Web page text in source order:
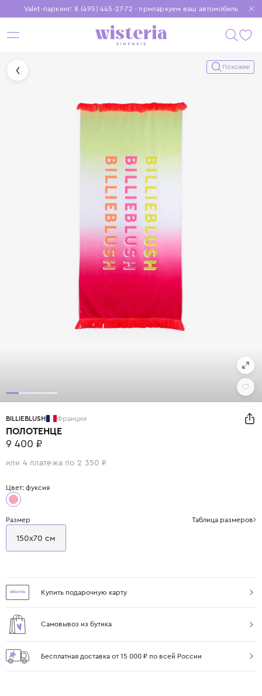
Valet-паркинг: 8 (495) 445-27-72 - припаркуем ваш автомобиль
Бесплатная доставка при заказе от 15 000 ₽
Установите приложение, чтобы покупки были еще удобнее
Похожие
BILLIEBLUSH Франция
ПОЛОТЕНЦЕ
9 400 ₽
или 4 платежа по 2 350 ₽
Цвет: фуксия
Размер Таблица размеров
150х70 см
Купить подарочную карту
Самовывоз из бутика
Бесплатная доставка от 15 000 ₽ по всей России